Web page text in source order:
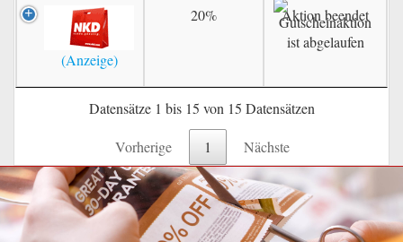
20% Aktion beendet
Datensätze 1 bis 15 von 15 Datensätzen
Vorherige 1 Nächste